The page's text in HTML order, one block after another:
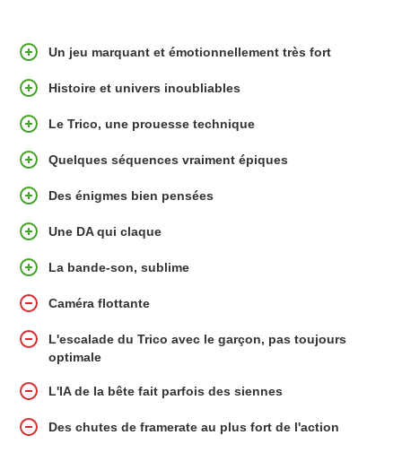
Un jeu marquant et émotionnellement très fort
Histoire et univers inoubliables
Le Trico, une prouesse technique
Quelques séquences vraiment épiques
Des énigmes bien pensées
Une DA qui claque
La bande-son, sublime
Caméra flottante
L'escalade du Trico avec le garçon, pas toujours
optimale
L'IA de la bête fait parfois des siennes
Des chutes de framerate au plus fort de l'action